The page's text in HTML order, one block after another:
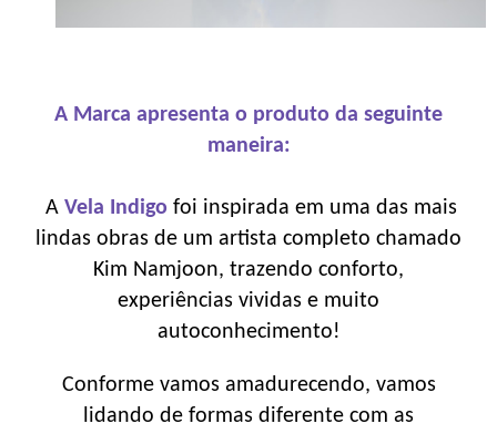
A Marca apresenta o produto da seguinte
maneira:
A Vela Indigo foi inspirada em uma das mais
lindas obras de um artista completo chamado
Kim Namjoon, trazendo conforto,
experiências vividas e muito
autoconhecimento!
Conforme vamos amadurecendo, vamos
lidando de formas diferente com as